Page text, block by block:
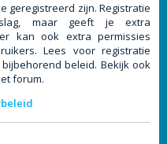
geregistreerd zijn. Registratie
maar geeft je extra
kan ook extra permissies
Lees voor registratie
beleid. Bekijk ook
forum.